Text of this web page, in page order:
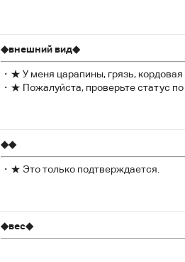
◆внешний вид◆
・★ У меня царапины, грязь,
・★ Пожалуйста, проверьте статус
◆◆
・★ Это только подтверждается.
◆вес◆